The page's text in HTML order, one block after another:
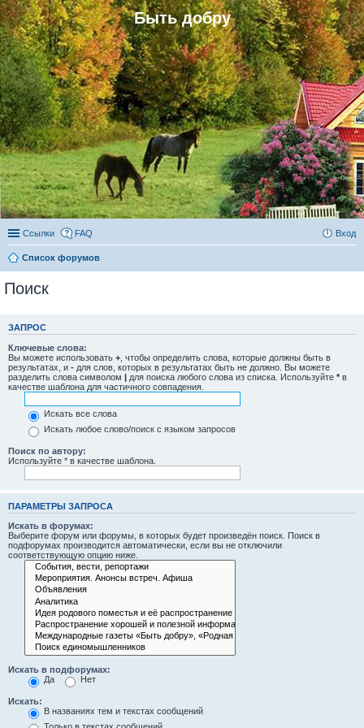
Быть добру
Ссылки FAQ Вход
Список форумов
Поиск
ЗАПРОС
Ключевые слова:
Вы можете использовать + , чтобы определить слова, которые должны быть в
результатах, и - для слов, которых в результатах быть не должно. Вы можете
разделить слова символом | для поиска любого слова из списка. Используйте * в
качестве шаблона для частичного совпадения.
Искать все слова
Искать любое слово/поиск с языком запросов
Поиск по автору:
Используйте * в качестве шаблона.
ПАРАМЕТРЫ ЗАПРОСА
Искать в форумах:
Выберите форум или форумы, в которых будет произведён поиск. Поиск в
подфорумах производится автоматически, если вы не отключили
соответствующую опцию ниже.
Искать в подфорумах:
Да
Нет
Искать:
В названиях тем и текстах сообщений